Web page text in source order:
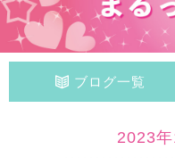
ブログ一覧
2023